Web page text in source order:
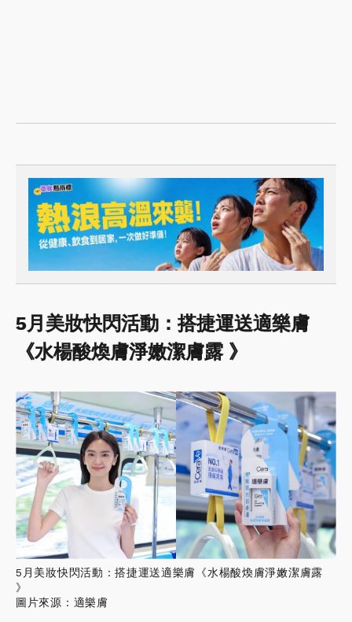
5月美妝快閃活動：搭捷運送適樂膚
《水楊酸煥膚淨嫩潔膚露 》
5月美妝快閃活動：搭捷運送適樂膚《水楊酸煥膚淨嫩潔膚露
》
圖片來源：適樂膚